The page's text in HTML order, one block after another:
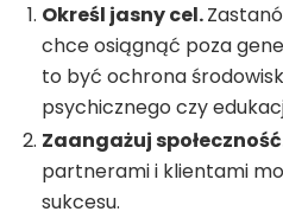
Określ jasny cel.
chce osiągnąć poza
to być ochrona
psychicznego czy
Zaangażuj
partnerami i klientami
sukcesu.